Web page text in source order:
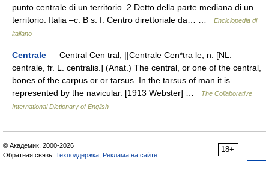
punto centrale di un territorio. 2 Detto della parte mediana di un
territorio: Italia –c. B s. f. Centro direttoriale da… …
Enciclopedia di
italiano
Centrale — Central Cen tral, ||Centrale Cen*tra le, n. [NL.
centrale, fr. L. centralis.] (Anat.) The central, or one of the central,
bones of the carpus or or tarsus. In the tarsus of man it is
represented by the navicular. [1913 Webster] …
The Collaborative
International Dictionary of English
18+
© Академик, 2000-2026
Обратная связь: Техподдержка Реклама на сайте